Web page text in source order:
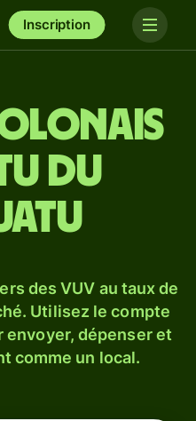
Inscription
du
des VUV au taux de
Utilisez le compte
dépenser et
comme un local.